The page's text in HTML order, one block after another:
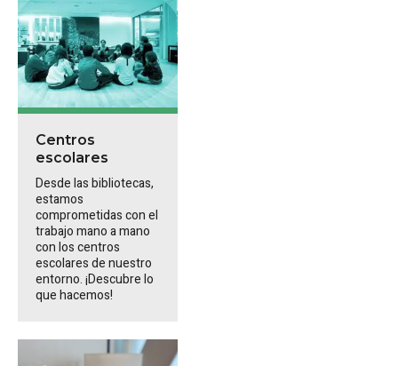
Centros
escolares
Desde las bibliotecas,
estamos
comprometidas con el
trabajo mano a mano
con los centros
escolares de nuestro
entorno. ¡Descubre lo
que hacemos!